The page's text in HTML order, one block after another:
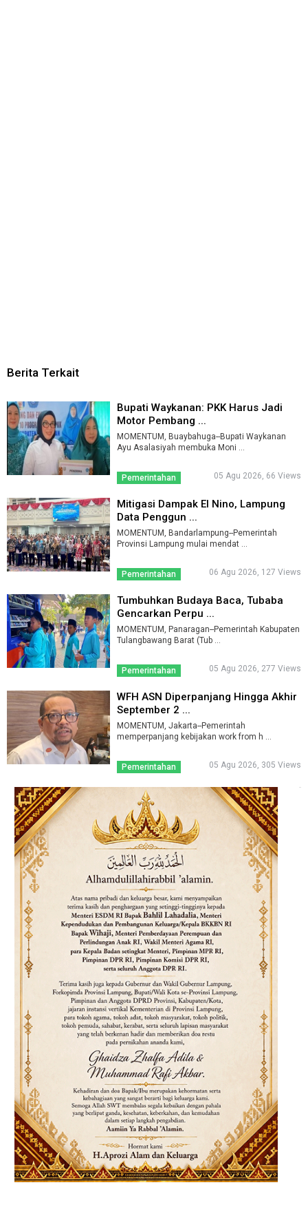
Berita Terkait
Bupati Waykanan: PKK Harus Jadi
Motor Pembang ...
MOMENTUM, Buaybahuga--Bupati Waykanan
Ayu Asalasiyah membuka Moni ...
Pemerintahan 05 Agu 2026, 66 Views
Mitigasi Dampak El Nino, Lampung
Data Penggun ...
MOMENTUM, Bandarlampung--Pemerintah
Provinsi Lampung mulai mendat ...
Pemerintahan 06 Agu 2026, 127 Views
Tumbuhkan Budaya Baca, Tubaba
Gencarkan Perpu ...
MOMENTUM, Panaragan--Pemerintah Kabupaten
Tulangbawang Barat (Tub ...
Pemerintahan 05 Agu 2026, 277 Views
WFH ASN Diperpanjang Hingga Akhir
September 2 ...
MOMENTUM, Jakarta--Pemerintah
memperpanjang kebijakan work from h ...
Pemerintahan 05 Agu 2026, 305 Views